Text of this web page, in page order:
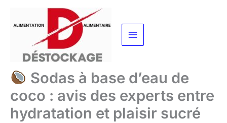
contenu
Sodas à base d’eau de
coco : avis des experts entre
hydratation et plaisir sucré